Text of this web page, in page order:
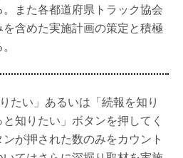
また各都道府県トラック協会
含めた実施計画の策定と積極
たい」あるいは「続報を知り
知りたい」ボタンを押してく
が押された数のみをカウント